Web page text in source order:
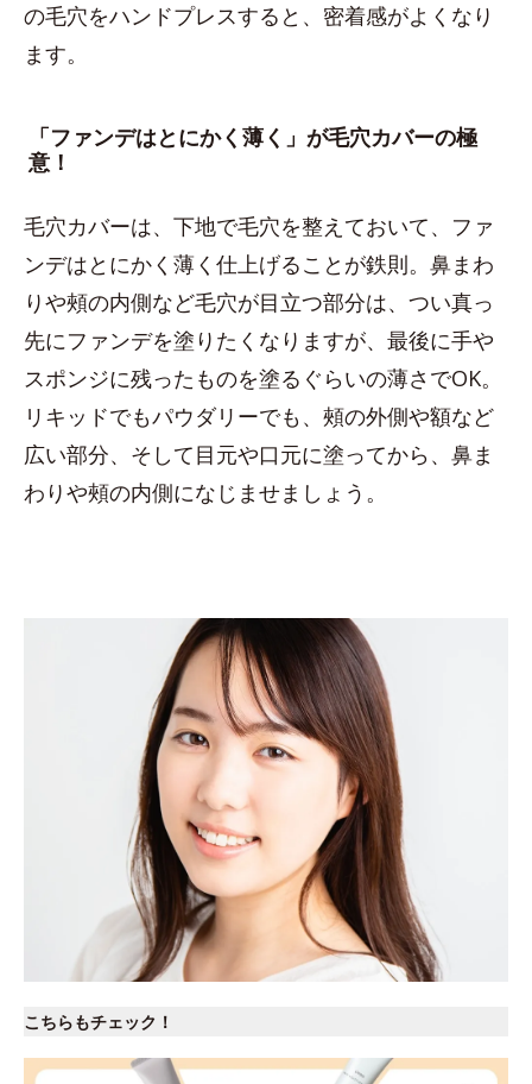
の毛穴をハンドプレスすると、密着感がよくなり
ます。
「ファンデはとにかく薄く」が毛穴カバーの極
意！
毛穴カバーは、下地で毛穴を整えておいて、ファ
ンデはとにかく薄く仕上げることが鉄則。鼻まわ
りや頰の内側など毛穴が目立つ部分は、つい真っ
先にファンデを塗りたくなりますが、最後に手や
スポンジに残ったものを塗るぐらいの薄さでOK。
リキッドでもパウダリーでも、頰の外側や額など
広い部分、そして目元や口元に塗ってから、鼻ま
わりや頰の内側になじませましょう。
こちらもチェック！